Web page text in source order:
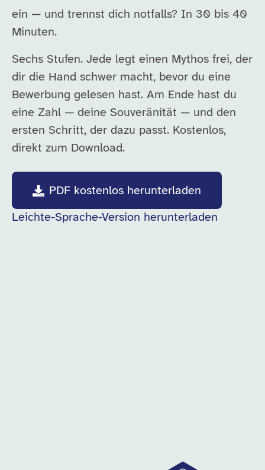
ein — und trennst dich notfalls? In 30 bis 40
Minuten.
Sechs Stufen. Jede legt einen Mythos frei, der
dir die Hand schwer macht, bevor du eine
Bewerbung gelesen hast. Am Ende hast du
eine Zahl — deine Souveränität — und den
ersten Schritt, der dazu passt. Kostenlos,
direkt zum Download.
PDF kostenlos herunterladen
Leichte-Sprache-Version herunterladen